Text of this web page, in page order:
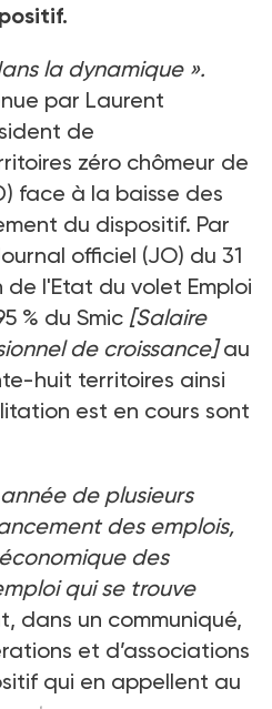
la dynamique ».
par Laurent
de
zéro chômeur de
face à la baisse des
du dispositif. Par
officiel (JO) du 31
l'Etat du volet Emploi
% du Smic [Salaire
de croissance]au
huit territoires ainsi
est en cours sont
de plusieurs
des emplois,
des
qui se trouve
dans un communiqué,
et d’associations
qui en appellent au